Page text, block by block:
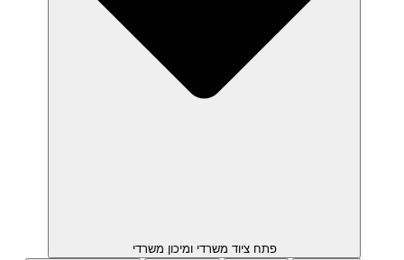
פתח ציוד משרדי ומיכון משרדי